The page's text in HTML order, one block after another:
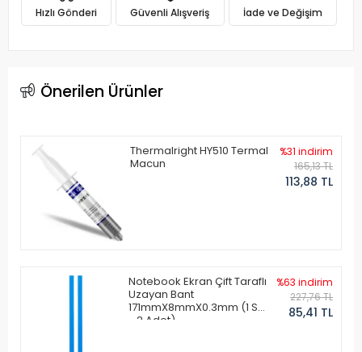
Hızlı Gönderi Güvenli Alışveriş İade ve Değişim
Önerilen Ürünler
Thermalright HY510 Termal
Macun
%31 indirim
165,13 TL
113,88 TL
Notebook Ekran Çift Taraflı
Uzayan Bant
171mmX8mmX0.3mm (1 Set
- 2 Adet)
%63 indirim
227,76 TL
85,41 TL